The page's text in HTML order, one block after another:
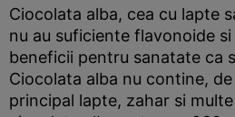
Ciocolata alba, cea cu lapte
nu au suficiente flavonoide
beneficii pentru sanatate ca
Ciocolata alba nu contine,
principal lapte, zahar si